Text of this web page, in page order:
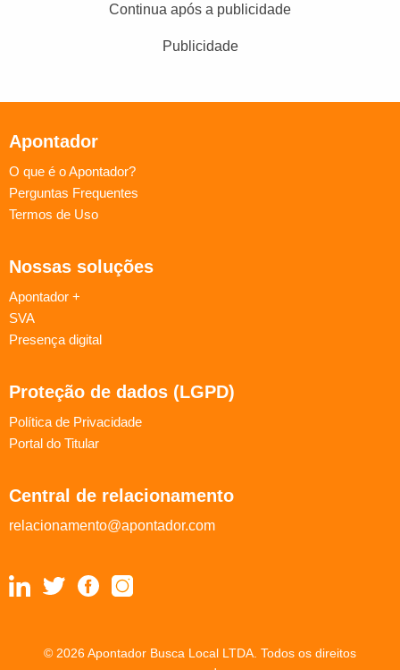
Continua após a publicidade
Publicidade
Apontador
O que é o Apontador?
Perguntas Frequentes
Termos de Uso
Nossas soluções
Apontador +
SVA
Presença digital
Proteção de dados (LGPD)
Política de Privacidade
Portal do Titular
Central de relacionamento
relacionamento@apontador.com
© 2026 Apontador Busca Local LTDA. Todos os direitos